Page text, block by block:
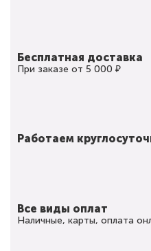
Бесплатная доставка
При заказе от 5 000 ₽
Работаем
Все виды оплат
Наличные, карты, оплата